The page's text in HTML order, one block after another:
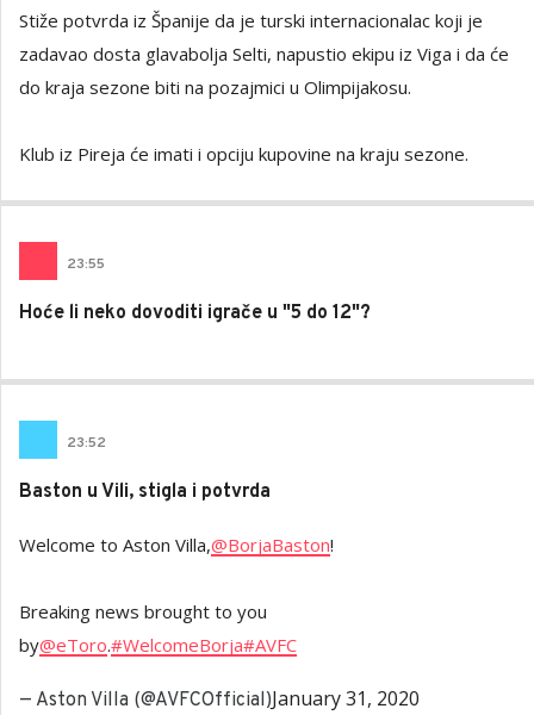
Stiže potvrda iz Španije da je turski internacionalac koji je
zadavao dosta glavabolja Selti, napustio ekipu iz Viga i da će
do kraja sezone biti na pozajmici u Olimpijakosu.
Klub iz Pireja će imati i opciju kupovine na kraju sezone.
23:55
Hoće li neko dovoditi igrače u "5 do 12"?
23:52
Baston u Vili, stigla i potvrda
Welcome to Aston Villa,@BorjaBaston!
Breaking news brought to you
by@eToro.#WelcomeBorja#AVFC
— Aston Villa (@AVFCOfficial)January 31, 2020